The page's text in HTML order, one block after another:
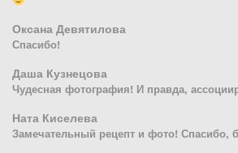
Оксана Девятилова
Спасибо!
Даша Кузнецова
Чудесная фотография! И правда,
Ната Киселева
Замечательный рецепт и фото! Спасибо,